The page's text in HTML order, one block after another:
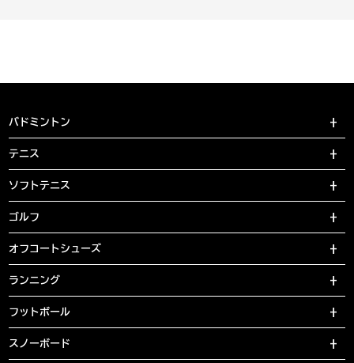
バドミントン
テニス
ソフトテニス
ゴルフ
オフコートシューズ
ランニング
フットボール
スノーボード